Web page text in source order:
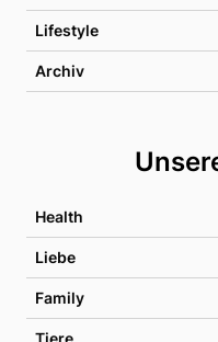
Lifestyle
Archiv
Health
Liebe
Family
Tiere